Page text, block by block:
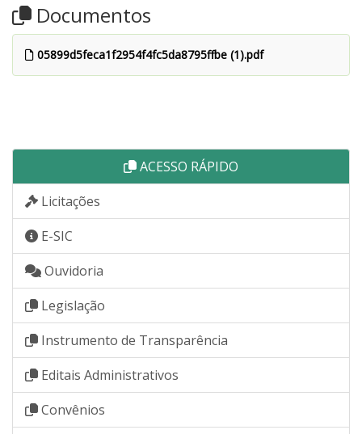
Documentos
05899d5feca1f2954f4fc5da8795ffbe (1).pdf
ACESSO RÁPIDO
Licitações
E-SIC
Ouvidoria
Legislação
Instrumento de Transparência
Editais Administrativos
Convênios